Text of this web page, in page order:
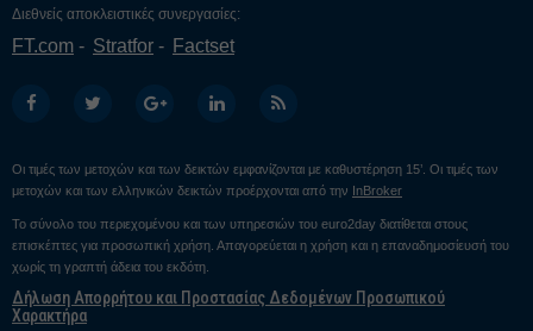
Διεθνείς αποκλειστικές συνεργασίες:
FT.com Stratfor Factset
Οι τιμές των μετοχών και των δεικτών εμφανίζονται με καθυστέρηση 15’. Οι τιμές των
μετοχών και των ελληνικών δεικτών προέρχονται από την InBroker
Το σύνολο του περιεχομένου και των υπηρεσιών του euro2day διατίθεται στους
επισκέπτες για προσωπική χρήση. Απαγορεύεται η χρήση και η επαναδημοσίευσή του
χωρίς τη γραπτή άδεια του εκδότη.
Δήλωση Απορρήτου και Προστασίας Δεδομένων Προσωπικού
Χαρακτήρα